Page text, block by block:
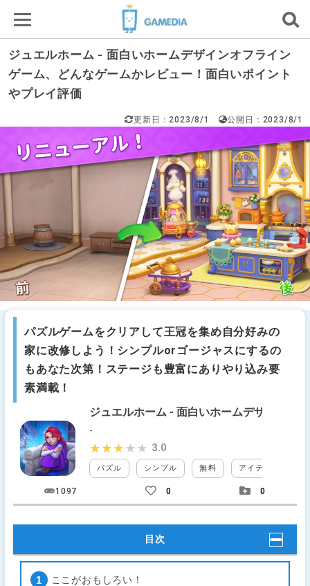
ジュエルホーム - 面白いホームデザインオフライン
ゲーム、どんなゲームかレビュー！面白いポイント
やプレイ評価
更新日：2023/8/1 公開日：2023/8/1
パズルゲームをクリアして王冠を集め自分好みの
家に改修しよう！シンプルorゴージャスにするの
もあなた次第！ステージも豊富にありやり込み要
素満載！
ジュエルホーム - 面白いホームデザインオ
-
パズル シンプル 無料 アイテム課金
★★★★★
★★★★★ 3.0
1097 0 0
目次
ここがおもしろい！